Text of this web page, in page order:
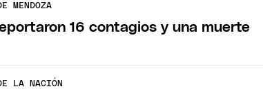
MENDOZA
16 contagios y una muerte
LA NACIÓN